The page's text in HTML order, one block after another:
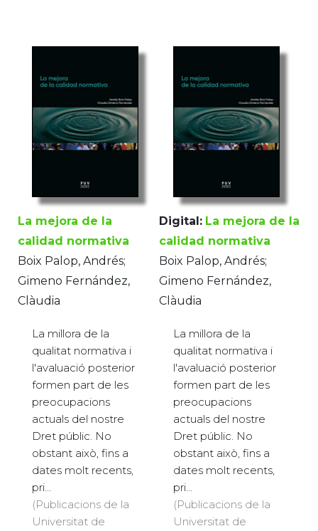
La mejora de la
calidad normativa
Boix Palop, Andrés;
Gimeno Fernández,
Clàudia
La millora de la
qualitat normativa i
l'avaluació posterior
formen part de les
preocupacions
actuals del nostre
Dret públic. No
obstant això, fins a
dates molt recents,
pri...
(Publicacions de la
Universitat de
Digital: La mejora de la
calidad normativa
Boix Palop, Andrés;
Gimeno Fernández,
Clàudia
La millora de la
qualitat normativa i
l'avaluació posterior
formen part de les
preocupacions
actuals del nostre
Dret públic. No
obstant això, fins a
dates molt recents,
pri...
(Publicacions de la
Universitat de